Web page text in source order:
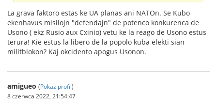
La grava faktoro estas ke UA planas ani NATOn. Se Kubo
ekenhavus misilojn "defendajn" de potenco konkurenca de
Usono ( ekz Rusio aux Cxinio) vetu ke la reago de Usono estus
terura! Kie estus la libero de la popolo kuba elekti sian
militblokon? Kaj okcidento apogus Usonon.
amigueo (Pokaż profil)
8 czerwca 2022, 21:54:47